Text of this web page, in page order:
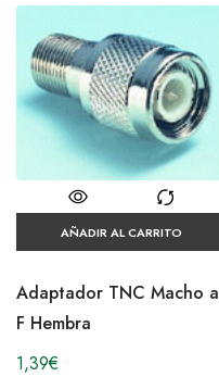
AÑADIR AL CARRITO
Adaptador TNC Macho a
F Hembra
1,39€